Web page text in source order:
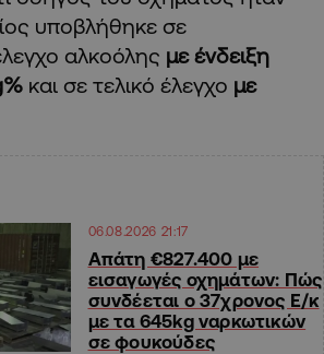
υποβλήθηκε σε
αλκοόλης με ένδειξη
και σε τελικό έλεγχο με
06.08.2026 21:17
Απάτη €827.400 με
εισαγωγές οχημάτων: Πώς
συνδέεται ο 37χρονος Ε/κ
με τα 645kg ναρκωτικών
σε φουκούδες